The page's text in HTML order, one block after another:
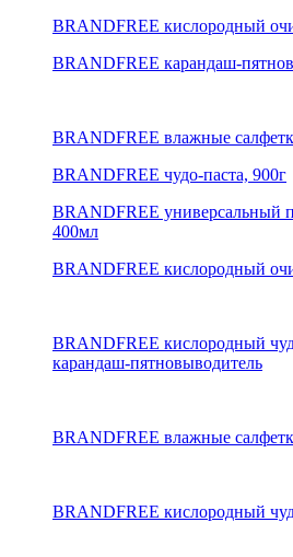
BRANDFREE кислородный
BRANDFREE карандаш-
BRANDFREE влажные
BRANDFREE чудо-паста, 900г
BRANDFREE универсальный
400мл
BRANDFREE кислородный
BRANDFREE кислородный
карандаш-пятновыводитель
BRANDFREE влажные
BRANDFREE кислородный